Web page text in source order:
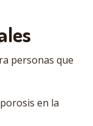
personas que
en la